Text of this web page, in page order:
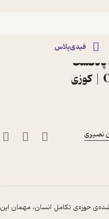
فیدی‌پلاس
اپیزود Corner 86: Hamed Vahdatinasab |
پادکست
Cozy Corner with Hossein Nasiri | کوزی
حوزه‌ی تکامل انسان، مهمان این